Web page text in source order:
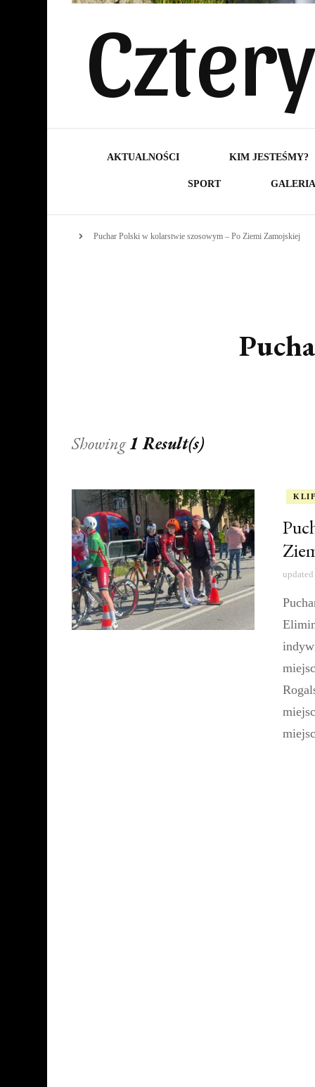
AKTUALNOŚCI KIM JESTEŚMY?
SPORT GALERIA
Puchar Polski w kolarstwie szosowym – Po Ziemi Zamojskiej
Showing1 Result(s)